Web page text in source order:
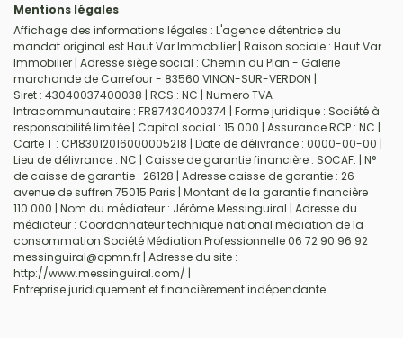
Mentions légales
Affichage des informations légales : L'agence détentrice du
mandat original est Haut Var Immobilier | Raison sociale : Haut Var
Immobilier | Adresse siège social : Chemin du Plan - Galerie
marchande de Carrefour - 83560 VINON-SUR-VERDON |
Siret : 43040037400038 | RCS : NC | Numero TVA
Intracommunautaire : FR87430400374 | Forme juridique : Société à
responsabilité limitée | Capital social : 15 000 | Assurance RCP : NC |
Carte T : CPI83012016000005218 | Date de délivrance : 0000-00-00 |
Lieu de délivrance : NC | Caisse de garantie financière : SOCAF. | N°
de caisse de garantie : 26128 | Adresse caisse de garantie : 26
avenue de suffren 75015 Paris | Montant de la garantie financière :
110 000 | Nom du médiateur : Jérôme Messinguiral | Adresse du
médiateur : Coordonnateur technique national médiation de la
consommation Société Médiation Professionnelle 06 72 90 96 92
messinguiral@cpmn.fr | Adresse du site :
http://www.messinguiral.com/ |
Entreprise juridiquement et financièrement indépendante